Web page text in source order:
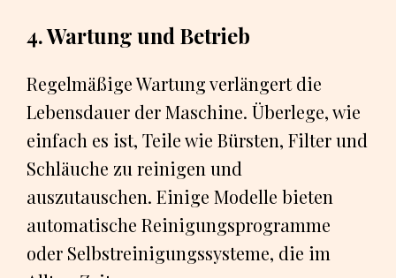
4. Wartung und Betrieb
Regelmäßige Wartung verlängert die
Lebensdauer der Maschine. Überlege, wie
einfach es ist, Teile wie Bürsten, Filter und
Schläuche zu reinigen und
auszutauschen. Einige Modelle bieten
automatische Reinigungsprogramme
oder Selbstreinigungssysteme, die im